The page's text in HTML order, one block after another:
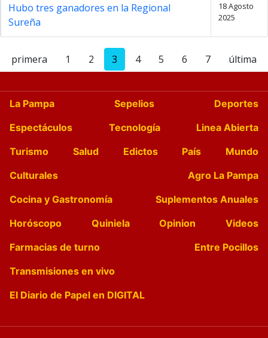
Hubo tres ganadores en la Regional
Sureña
18 Agosto
2025
primera 1 2 3 4 5 6 7 última
La Pampa Sepelios
Deportes
Espectáculos
Tecnología
Linea Abierta
Turismo
Salud Edictos País
Mundo
Culturales
Agro La Pampa
Cocina y Gastronomía
Suplementos Anuales
Horóscopo
Quiniela Opinion
Videos
Farmacias de turno
Entre Pocillos
Transmisiones en vivo
El Diario de Papel en DIGITAL